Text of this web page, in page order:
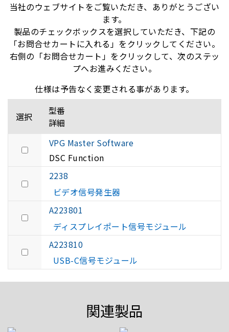
当社のウェブサイトをご覧いただき、ありがとうござい
ます。
製品のチェックボックスを選択していただき、下記の
「お問合せカートに入れる」をクリックしてください。
右側の「お問合せカート」をクリックして、次のステッ
プへお進みください。
仕様は予告なく変更される事があります。
選択
型番
詳細
VPG Master Software
DSC Function
2238
ビデオ信号発生器
A223801
ディスプレイポート信号モジュール
A223810
USB-C信号モジュール
関連製品